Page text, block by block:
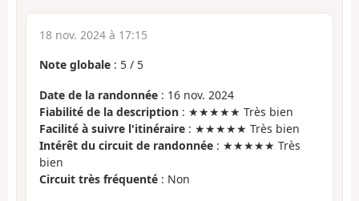
18 nov. 2024 à 17:15
Note globale : 5 / 5
Date de la randonnée : 16 nov. 2024
Fiabilité de la description : ★★★★★ Très bien
Facilité à suivre l'itinéraire : ★★★★★ Très bien
Intérêt du circuit de randonnée : ★★★★★ Très
bien
Circuit très fréquenté : Non